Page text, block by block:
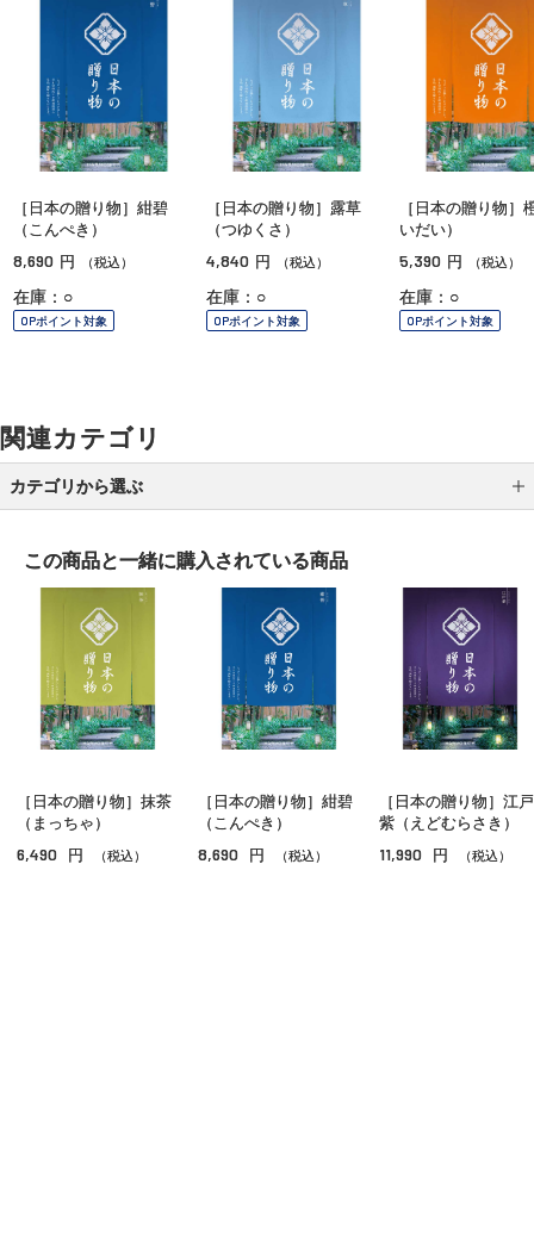
［日本の贈り物］紺碧
（こんぺき）
8,690 円 （税込）
在庫：○
OPポイント対象
［日本の贈り物］露草
（つゆくさ）
4,840 円 （税込）
在庫：○
OPポイント対象
［日本の贈り物］
いだい）
5,390 円 （税込）
在庫：○
OPポイント対象
関連カテゴリ
カテゴリから選ぶ
寝具・タオル
インテリア・キッチン
メンズギフト
カタログギフト
この商品と一緒に購入されている商品
［日本の贈り物］抹茶
（まっちゃ）
6,490 円 （税込）
［日本の贈り物］紺碧
（こんぺき）
8,690 円 （税込）
［日本の贈り物］江戸
紫（えどむらさき）
11,990 円 （税込）